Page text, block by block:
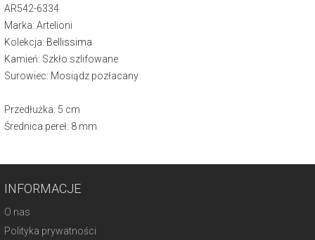
AR542-6334
Marka: Artelioni
Kolekcja: Bellissima
Kamień: Szkło szlifowane
Surowiec: Mosiądz pozłacany
Przedłużka: 5 cm
Średnica pereł: 8 mm
INFORMACJE
O nas
Polityka prywatności